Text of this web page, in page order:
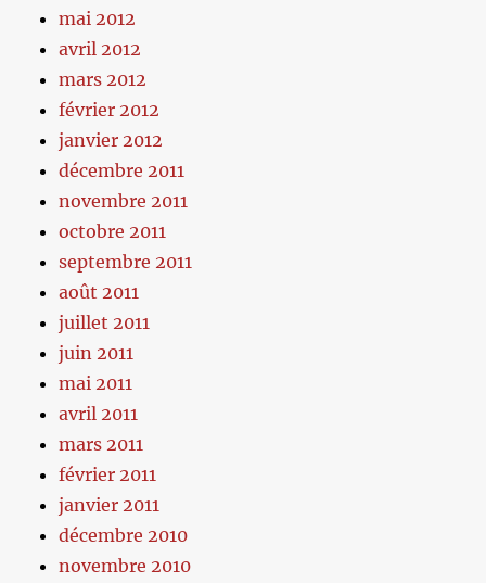
mai 2012
avril 2012
mars 2012
février 2012
janvier 2012
décembre 2011
novembre 2011
octobre 2011
septembre 2011
août 2011
juillet 2011
juin 2011
mai 2011
avril 2011
mars 2011
février 2011
janvier 2011
décembre 2010
novembre 2010